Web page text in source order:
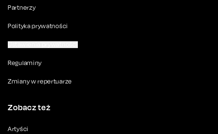
Partnerzy
Polityka prywatności
Regulaminy
Zmiany w repertuarze
Zobacz też
Artyści